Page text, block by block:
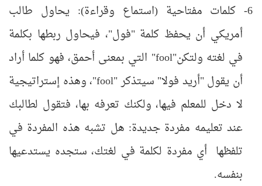
6- كلمات مفتاحية (استماع وقراءة): يحاول طالب
أمريكي أن يحفظ كلمة "فول"، فيحاول ربطها بكلمة
في لغته ولتكن"fool" التي بمعنى أحمق، فهو كلما أراد
أن يقول "أريد فولا" سيتذكر "fool"، وهذه إستراتيجية
لا دخل للمعلم فيها، ولكنك تعرفه بها، فتقول لطالبك
عند تعليمه مفردة جديدة: هل تشبه هذه المفردة في
تلفظها أي مفردة لكلمة في لغتك، ستجده يستدعيها
بنفسه.